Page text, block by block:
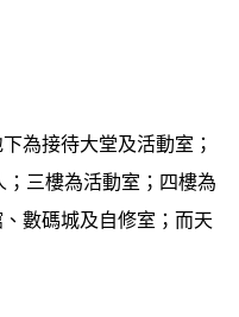
為接待大堂及活動室；
三樓為活動室；四樓為
數碼城及自修室；而天